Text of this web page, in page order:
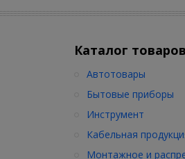
Каталог товаров
Автотовары
Бытовые приборы
Инструмент
Кабельная
Монтажное и